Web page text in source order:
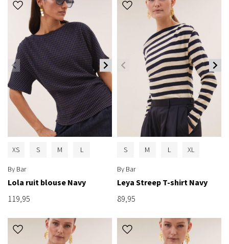
XS S M L
By Bar
Lola ruit blouse Navy
119,95
S M L XL
By Bar
Leya Streep T-shirt Navy
89,95